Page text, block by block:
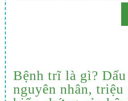
Bệnh trĩ là gì?
nguyên nhân, triệu